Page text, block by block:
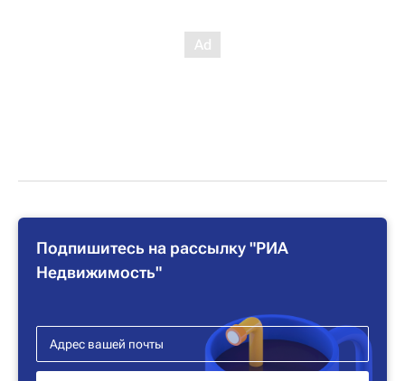
Подпишитесь на рассылку "РИА
Недвижимость"